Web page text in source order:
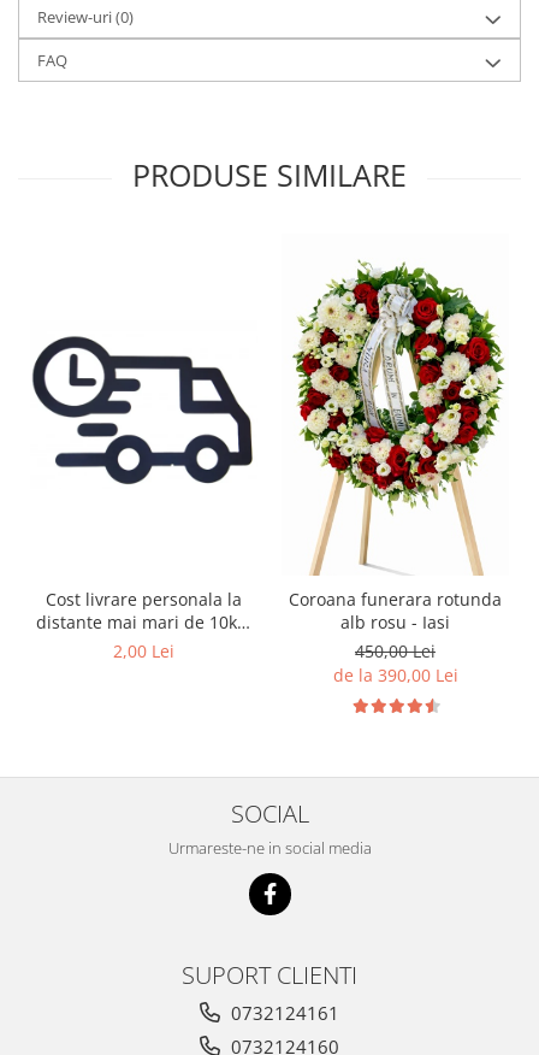
Review-uri(0)
FAQ
PRODUSE SIMILARE
Cost livrare personala la
distante mai mari de 10km
de Iasi
2,00 Lei
Coroana funerara rotunda
alb rosu - Iasi
450,00 Lei
de la 390,00 Lei
SOCIAL
Urmareste-ne in social media
SUPORT CLIENTI
0732124161
0732124160